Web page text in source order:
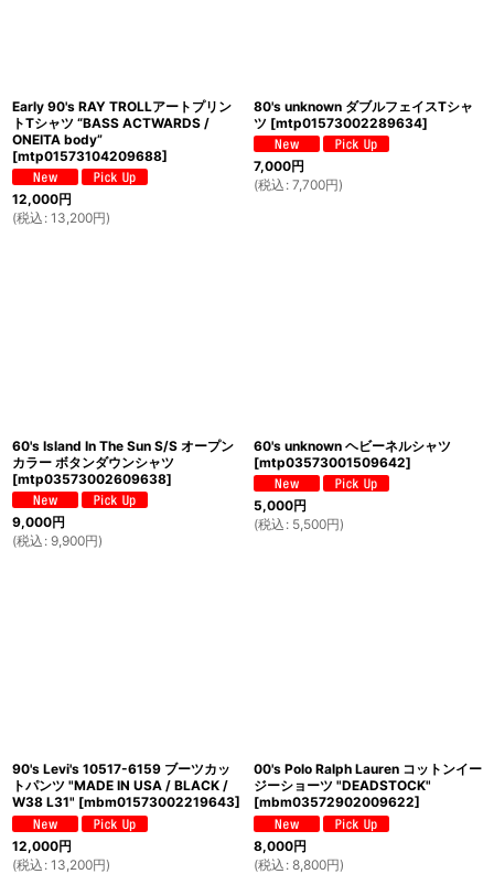
Early 90's RAY TROLLアートプリン
トTシャツ “BASS ACTWARDS /
ONEITA body”
[mtp01573104209688]
12,000円
(税込 : 13,200円)
80's unknown ダブルフェイスTシャ
ツ [mtp01573002289634]
7,000円
(税込 : 7,700円)
60's Island In The Sun S/S オープン
カラー ボタンダウンシャツ
[mtp03573002609638]
9,000円
(税込 : 9,900円)
60's unknown ヘビーネルシャツ
[mtp03573001509642]
5,000円
(税込 : 5,500円)
90's Levi's 10517-6159 ブーツカッ
トパンツ "MADE IN USA / BLACK /
W38 L31" [mbm01573002219643]
12,000円
(税込 : 13,200円)
00's Polo Ralph Lauren コットンイー
ジーショーツ "DEADSTOCK"
[mbm03572902009622]
8,000円
(税込 : 8,800円)